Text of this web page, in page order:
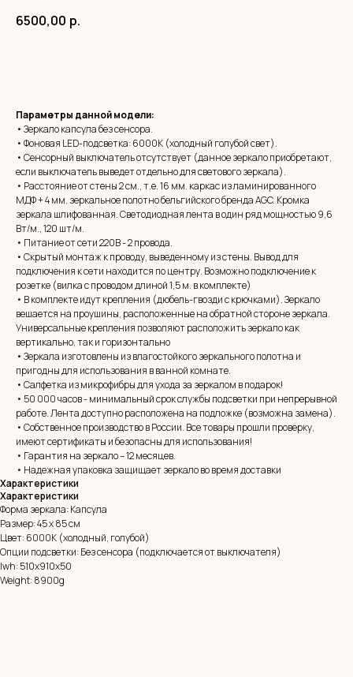
6500,00 р.
Параметры данной модели:
• Зеркало капсула без сенсора.
• Фоновая LED-подсветка: 6000К (холодный голубой свет).
• Сенсорный выключатель отсутствует (данное зеркало приобретают,
если выключатель выведет отдельно для светового зеркала).
• Расстояние от стены 2 см., т.е. 16 мм. каркас из ламинированного
МДФ + 4 мм. зеркальное полотно бельгийского бренда AGC. Кромка
зеркала шлифованная. Светодиодная лента в один ряд мощностью 9,6
Вт/м., 120 шт/м.
• Питание от сети 220В - 2 провода.
• Скрытый монтаж к проводу, выведенному из стены. Вывод для
подключения к сети находится по центру. Возможно подключение к
розетке (вилка с проводом длиной 1,5 м. в комплекте)
• В комплекте идут крепления (дюбель-гвозди с крючками). Зеркало
вешается на проушины, расположенные на обратной стороне зеркала.
Универсальные крепления позволяют расположить зеркало как
вертикально, так и горизонтально
• Зеркала изготовлены из влагостойкого зеркального полотна и
пригодны для использования в ванной комнате.
• Салфетка из микрофибры для ухода за зеркалом в подарок!
• 50 000 часов - минимальный срок службы подсветки при непрерывной
работе. Лента доступно расположена на подложке (возможна замена).
• Собственное производство в России. Все товары прошли проверку,
имеют сертификаты и безопасны для использования!
• Гарантия на зеркало – 12 месяцев.
• Надежная упаковка защищает зеркало во время доставки
Характеристики
Характеристики
Форма зеркала: Капсула
Размер: 45 х 85 см
Цвет: 6000К (холодный, голубой)
Опции подсветки: Без сенсора (подключается от выключателя)
lwh: 510x910x50
Weight: 8900g
MIRROR ROOM
+7 (961) 595-72-73
E-mail:
Адрес: 350037, г. Краснодар,
х. им. Ленина, ДНТ Виктория,
ул. Казачья, д. 2А
zerkala@ksk23.ru
Остались вопросы?
Оставь заявку и мы с Вами свяжемся